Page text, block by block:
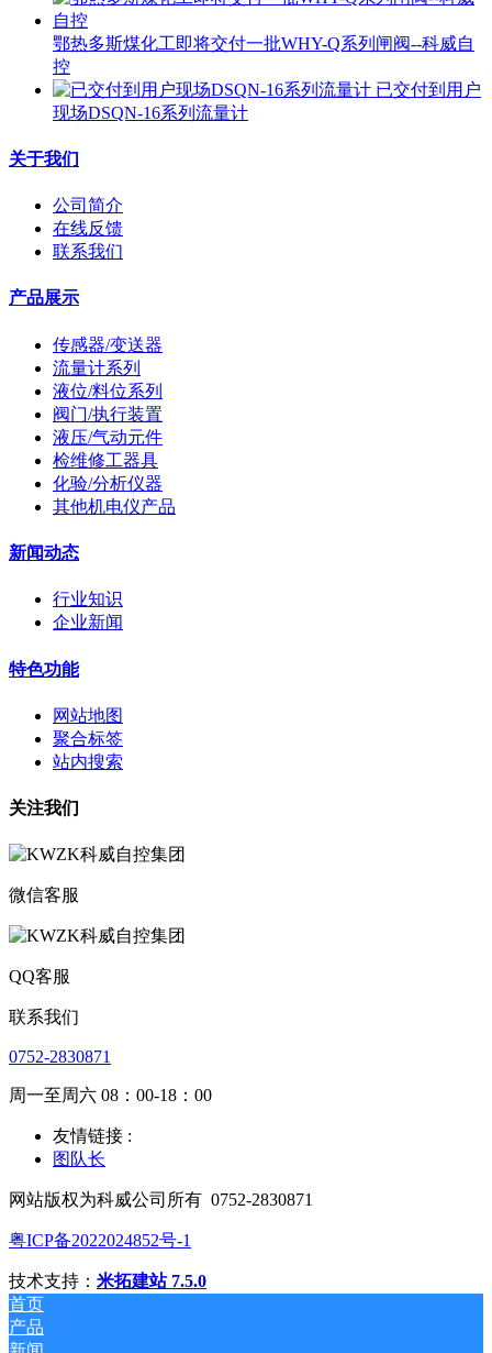
鄂热多斯煤化工即将交付一批WHY-Q系列闸阀--科威自
控
已交付到用户
现场DSQN-16系列流量计
关于我们
公司简介
在线反馈
联系我们
产品展示
传感器/变送器
流量计系列
液位/料位系列
阀门/执行装置
液压/气动元件
检维修工器具
化验/分析仪器
其他机电仪产品
新闻动态
行业知识
企业新闻
特色功能
网站地图
聚合标签
站内搜索
关注我们
微信客服
QQ客服
联系我们
0752-2830871
周一至周六 08：00-18：00
友情链接 :
图队长
网站版权为科威公司所有 0752-2830871
粤ICP备2022024852号-1
技术支持： 米拓建站 7.5.0
首页
产品